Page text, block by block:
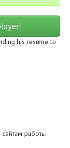
his resume to
сайтам работы